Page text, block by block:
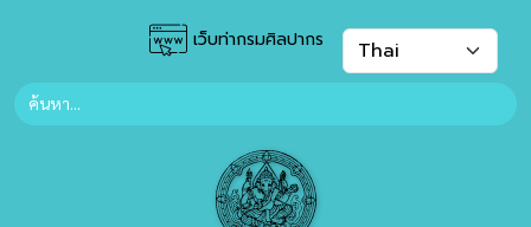
เว็บท่ากรมศิลปากร